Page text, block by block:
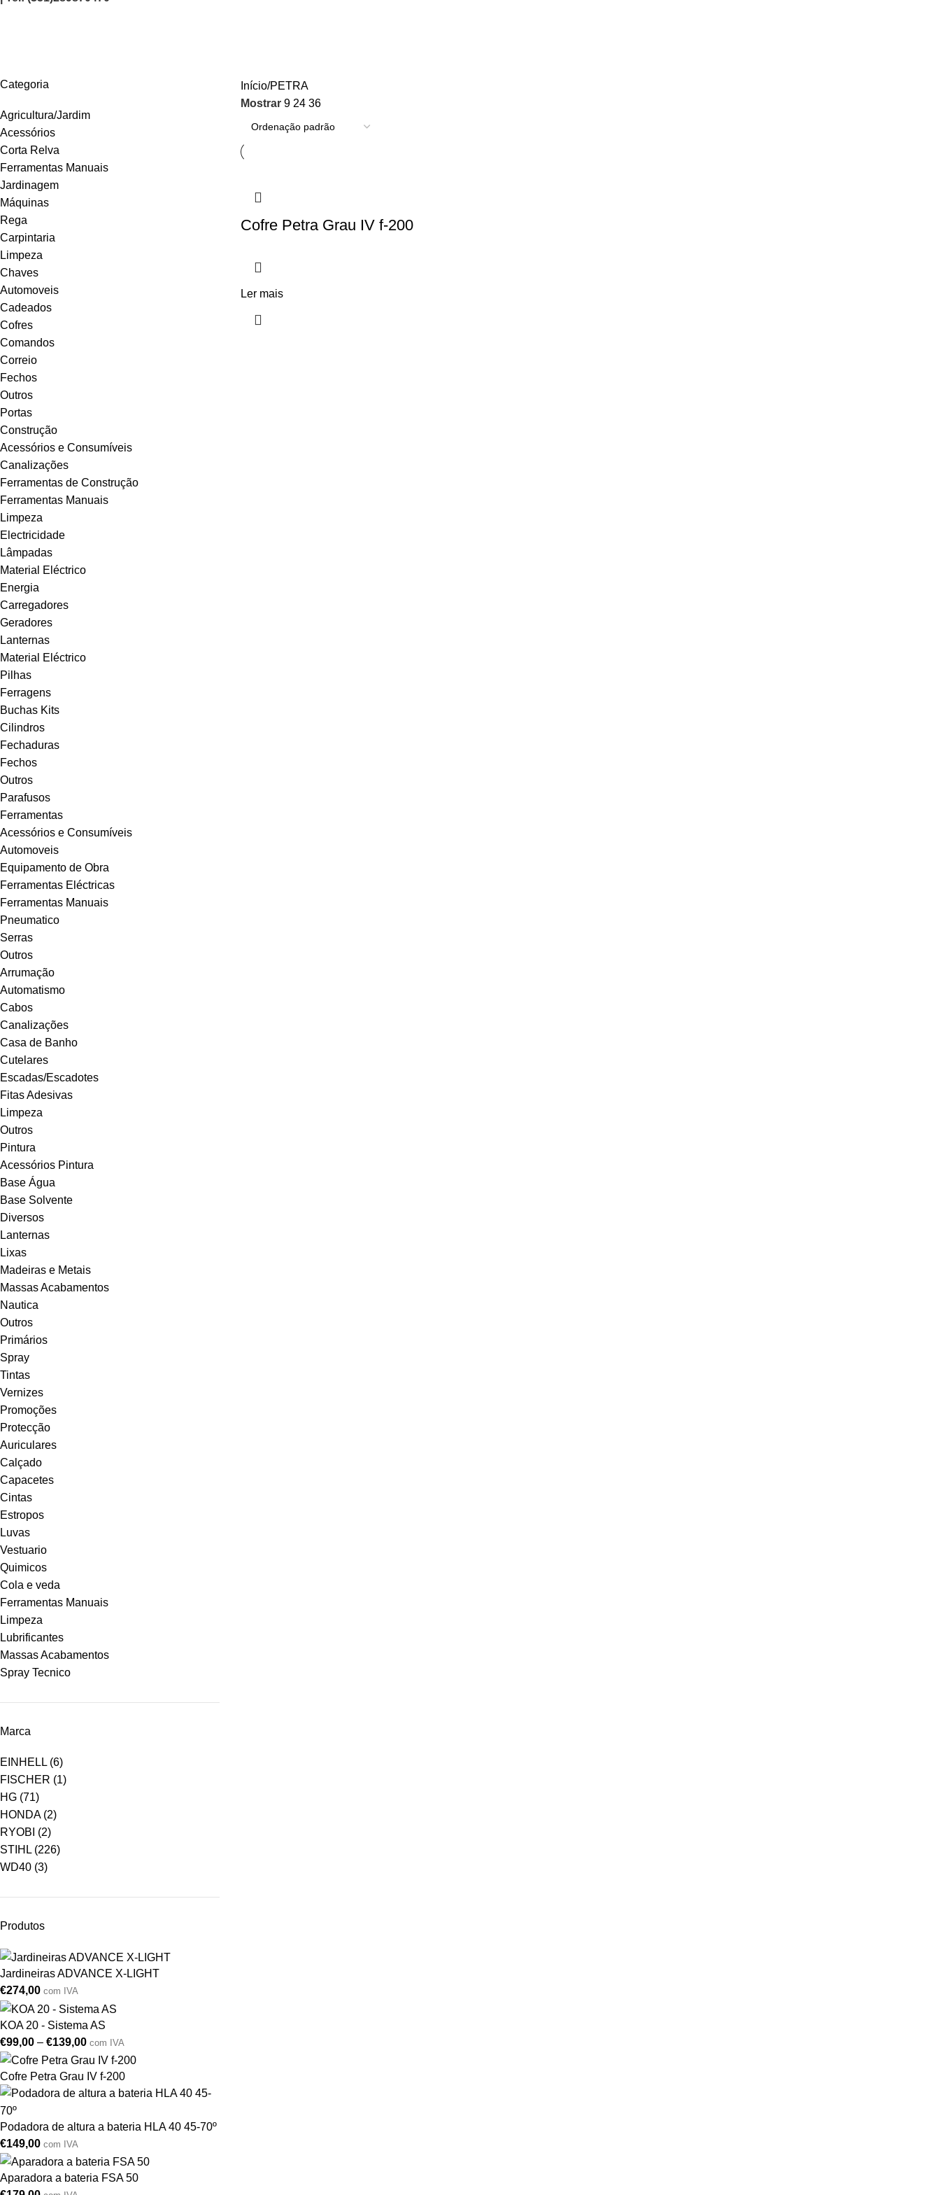
Categoria
Agricultura/Jardim
Acessórios
Corta Relva
Ferramentas Manuais
Jardinagem
Máquinas
Rega
Carpintaria
Limpeza
Chaves
Automoveis
Cadeados
Cofres
Comandos
Correio
Fechos
Outros
Portas
Construção
Acessórios e Consumíveis
Canalizações
Ferramentas de Construção
Ferramentas Manuais
Limpeza
Electricidade
Lâmpadas
Material Eléctrico
Energia
Carregadores
Geradores
Lanternas
Material Eléctrico
Pilhas
Ferragens
Buchas Kits
Cilindros
Fechaduras
Fechos
Outros
Parafusos
Ferramentas
Acessórios e Consumíveis
Automoveis
Equipamento de Obra
Ferramentas Eléctricas
Ferramentas Manuais
Pneumatico
Serras
Outros
Arrumação
Automatismo
Cabos
Canalizações
Casa de Banho
Cutelares
Escadas/Escadotes
Fitas Adesivas
Limpeza
Outros
Pintura
Acessórios Pintura
Base Água
Base Solvente
Diversos
Lanternas
Lixas
Madeiras e Metais
Massas Acabamentos
Nautica
Outros
Primários
Spray
Tintas
Vernizes
Promoções
Protecção
Auriculares
Calçado
Capacetes
Cintas
Estropos
Luvas
Vestuario
Quimicos
Cola e veda
Ferramentas Manuais
Limpeza
Lubrificantes
Massas Acabamentos
Spray Tecnico
Marca
EINHELL (6)
FISCHER (1)
HG (71)
HONDA (2)
RYOBI (2)
STIHL (226)
WD40 (3)
Produtos
Jardineiras ADVANCE X-LIGHT
€274,00 com IVA
KOA 20 - Sistema AS
€99,00 – €139,00 com IVA
Cofre Petra Grau IV f-200
Podadora de altura a bateria HLA 40 45-70º
€149,00 com IVA
Aparadora a bateria FSA 50
Início PETRA
Mostrar 9 24 36
Cofre Petra Grau IV f-200
Ler mais